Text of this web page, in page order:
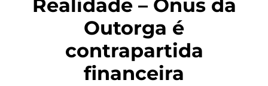
Realidade – Ônus da
Outorga é
contrapartida
financeira